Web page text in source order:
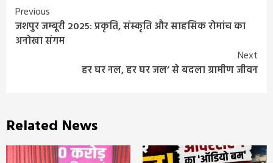
Continue
Reading
Previous
जशपुर जम्बूरी 2025: प्रकृति, संस्कृति और साहसिक रोमांच का
अनोखा संगम
Next
हर घर नल, हर घर जल’ से बदला ग्रामीण जीवन
Related News